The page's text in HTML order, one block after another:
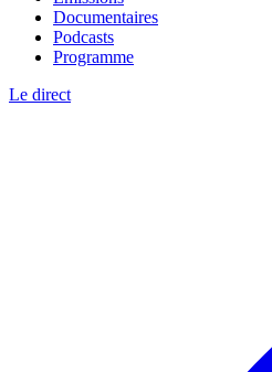
Documentaires
Podcasts
Programme
Le direct